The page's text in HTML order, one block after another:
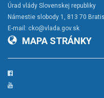
Úrad vlády Slovenskej republiky
Námestie slobody 1, 813 70
E-mail: cko@vlada.gov.sk
MAPA STRÁNKY
Facebook
YouTube